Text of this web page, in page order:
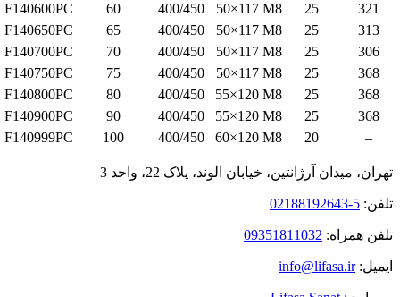
50×117
400/450
60
F140600PC
50×117
400/450
65
F140650PC
50×117
400/450
70
F140700PC
50×117
400/450
75
F140750PC
55×120
400/450
80
F140800PC
55×120
400/450
90
F140900PC
60×120
400/450
100
F140999PC
الوند، پلاک 22، واحد 3